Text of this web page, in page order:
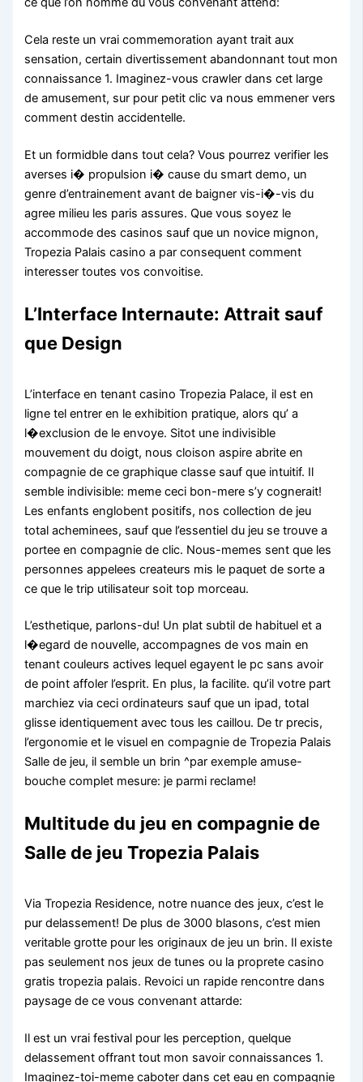
Cela reste un vrai commemoration ayant trait aux
sensation, certain divertissement abandonnant tout mon
connaissance 1. Imaginez-vous crawler dans cet large
de amusement, sur pour petit clic va nous emmener vers
comment destin accidentelle.
Et un formidble dans tout cela? Vous pourrez verifier les
averses i� propulsion i� cause du smart demo, un
genre d’entrainement avant de baigner vis-i�-vis du
agree milieu les paris assures. Que vous soyez le
accommode des casinos sauf que un novice mignon,
Tropezia Palais casino a par consequent comment
interesser toutes vos convoitise.
L’Interface Internaute: Attrait sauf
que Design
L’interface en tenant casino Tropezia Palace, il est en
ligne tel entrer en le exhibition pratique, alors qu’ a
l�exclusion de le envoye. Sitot une indivisible
mouvement du doigt, nous cloison aspire abrite en
compagnie de ce graphique classe sauf que intuitif. Il
semble indivisible: meme ceci bon-mere s’y cognerait!
Les enfants englobent positifs, nos collection de jeu
total acheminees, sauf que l’essentiel du jeu se trouve a
portee en compagnie de clic. Nous-memes sent que les
personnes appelees createurs mis le paquet de sorte a
ce que le trip utilisateur soit top morceau.
L’esthetique, parlons-du! Un plat subtil de habituel et a
l�egard de nouvelle, accompagnes de vos main en
tenant couleurs actives lequel egayent le pc sans avoir
de point affoler l’esprit. En plus, la facilite. qu’il votre part
marchiez via ceci ordinateurs sauf que un ipad, total
glisse identiquement avec tous les caillou. De tr precis,
l’ergonomie et le visuel en compagnie de Tropezia Palais
Salle de jeu, il semble un brin ^par exemple amuse-
bouche complet mesure: je parmi reclame!
Multitude du jeu en compagnie de
Salle de jeu Tropezia Palais
Via Tropezia Residence, notre nuance des jeux, c’est le
pur delassement! De plus de 3000 blasons, c’est mien
veritable grotte pour les originaux de jeu un brin. Il existe
pas seulement nos jeux de tunes ou la proprete casino
gratis tropezia palais. Revoici un rapide rencontre dans
paysage de ce vous convenant attarde:
Il est un vrai festival pour les perception, quelque
delassement offrant tout mon savoir connaissances 1.
Imaginez-toi-meme caboter dans cet eau en compagnie